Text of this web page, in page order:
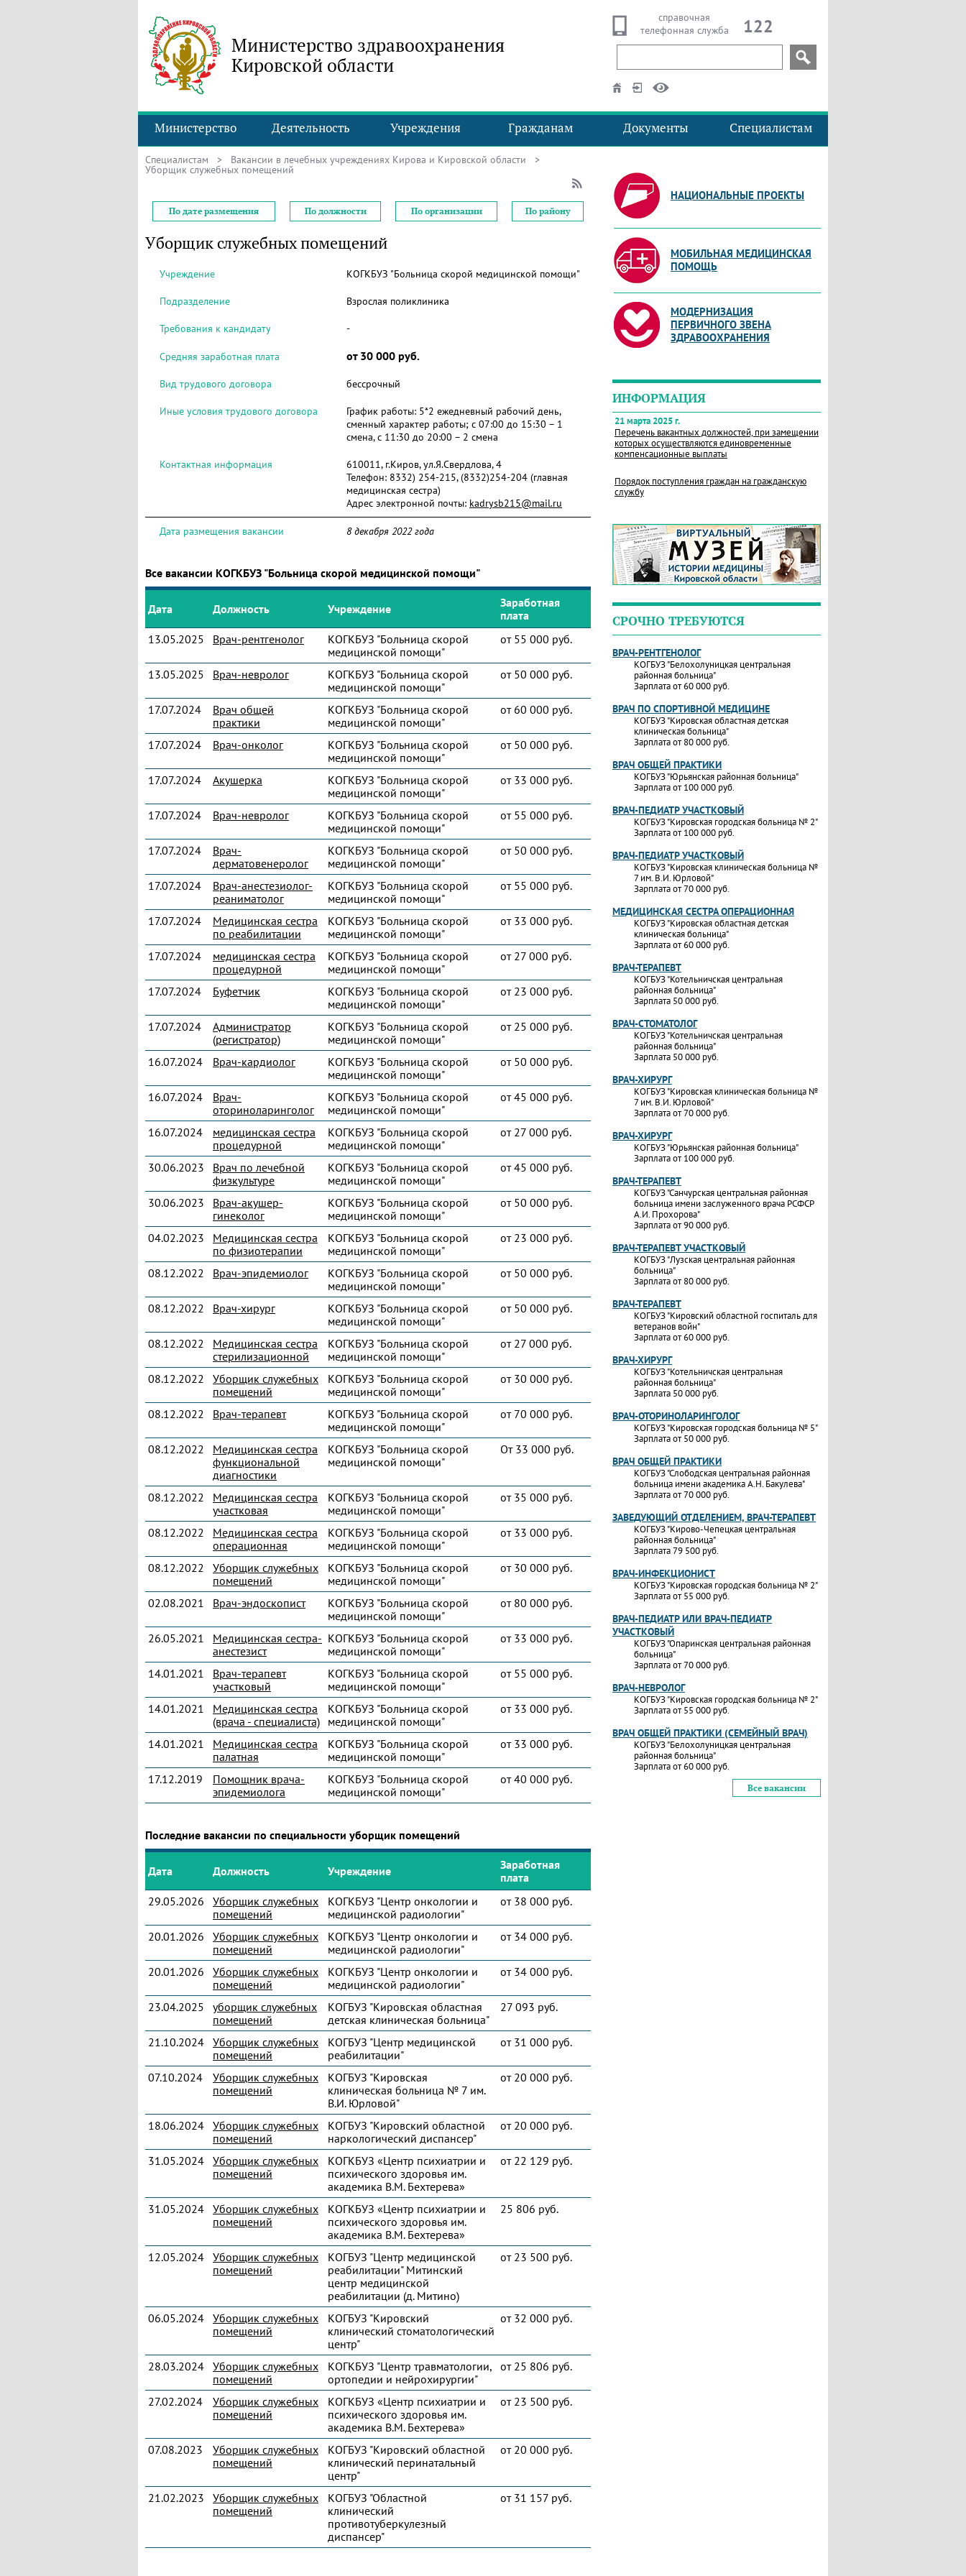
Министерство здравоохранения
Кировской области
справочная
телефонная служба
122
Министерство Деятельность Учреждения Гражданам Документы Специалистам
Специалистам > Вакансии в лечебных учреждениях Кирова и Кировской области >
Уборщик служебных помещений
По дате размещения По должности По организации По району
Уборщик служебных помещений
Учреждение КОГКБУЗ "Больница скорой медицинской помощи"
Подразделение Взрослая поликлиника
Требования к кандидату -
Средняя заработная плата от 30 000 руб.
Вид трудового договора бессрочный
Иные условия трудового договора
График работы: 5*2 ежедневный рабочий день,
сменный характер работы; с 07:00 до 15:30 – 1
смена, с 11:30 до 20:00 – 2 смена
Контактная информация
610011, г.Киров, ул.Я.Свердлова, 4
Телефон: 8332) 254-215, (8332)254-204 (главная
медицинская сестра)
Адрес электронной почты: kadrysb215@mail.ru
Дата размещения вакансии 8 декабря 2022 года
Все вакансии КОГКБУЗ "Больница скорой медицинской помощи"
Дата Должность Учреждение
Заработная
плата
13.05.2025
Врач-рентгенолог
КОГКБУЗ "Больница скорой
медицинской помощи"
от 55 000 руб.
13.05.2025 Врач-невролог
КОГКБУЗ "Больница скорой
медицинской помощи"
от 50 000 руб.
17.07.2024
Врач общей
практики
КОГКБУЗ "Больница скорой
медицинской помощи"
от 60 000 руб.
17.07.2024 Врач-онколог
КОГКБУЗ "Больница скорой
медицинской помощи"
от 50 000 руб.
17.07.2024 Акушерка
КОГКБУЗ "Больница скорой
медицинской помощи"
от 33 000 руб.
17.07.2024 Врач-невролог
КОГКБУЗ "Больница скорой
медицинской помощи"
от 55 000 руб.
17.07.2024
Врач-
дерматовенеролог
КОГКБУЗ "Больница скорой
медицинской помощи"
от 50 000 руб.
17.07.2024
Врач-анестезиолог-
реаниматолог
КОГКБУЗ "Больница скорой
медицинской помощи"
от 55 000 руб.
17.07.2024
Медицинская сестра
по реабилитации
КОГКБУЗ "Больница скорой
медицинской помощи"
от 33 000 руб.
17.07.2024
медицинская сестра
процедурной
КОГКБУЗ "Больница скорой
медицинской помощи"
от 27 000 руб.
17.07.2024 Буфетчик
КОГКБУЗ "Больница скорой
медицинской помощи"
от 23 000 руб.
17.07.2024
Администратор
(регистратор)
КОГКБУЗ "Больница скорой
медицинской помощи"
от 25 000 руб.
16.07.2024 Врач-кардиолог
КОГКБУЗ "Больница скорой
медицинской помощи"
от 50 000 руб.
16.07.2024
Врач-
оториноларинголог
КОГКБУЗ "Больница скорой
медицинской помощи"
от 45 000 руб.
16.07.2024
медицинская сестра
процедурной
КОГКБУЗ "Больница скорой
медицинской помощи"
от 27 000 руб.
30.06.2023
Врач по лечебной
физкультуре
КОГКБУЗ "Больница скорой
медицинской помощи"
от 45 000 руб.
30.06.2023
Врач-акушер-
гинеколог
КОГКБУЗ "Больница скорой
медицинской помощи"
от 50 000 руб.
04.02.2023
Медицинская сестра
по физиотерапии
КОГКБУЗ "Больница скорой
медицинской помощи"
от 23 000 руб.
08.12.2022 Врач-эпидемиолог
КОГКБУЗ "Больница скорой
медицинской помощи"
от 50 000 руб.
08.12.2022 Врач-хирург
КОГКБУЗ "Больница скорой
медицинской помощи"
от 50 000 руб.
08.12.2022
Медицинская сестра
стерилизационной
КОГКБУЗ "Больница скорой
медицинской помощи"
от 27 000 руб.
08.12.2022
Уборщик служебных
помещений
КОГКБУЗ "Больница скорой
медицинской помощи"
от 30 000 руб.
08.12.2022 Врач-терапевт
КОГКБУЗ "Больница скорой
медицинской помощи"
от 70 000 руб.
08.12.2022
Медицинская сестра
функциональной
диагностики
КОГКБУЗ "Больница скорой
медицинской помощи"
От 33 000 руб.
08.12.2022
Медицинская сестра
участковая
КОГКБУЗ "Больница скорой
медицинской помощи"
от 35 000 руб.
08.12.2022
Медицинская сестра
операционная
КОГКБУЗ "Больница скорой
медицинской помощи"
от 33 000 руб.
08.12.2022
Уборщик служебных
помещений
КОГКБУЗ "Больница скорой
медицинской помощи"
от 30 000 руб.
02.08.2021 Врач-эндоскопист
КОГКБУЗ "Больница скорой
медицинской помощи"
от 80 000 руб.
26.05.2021
Медицинская сестра-
анестезист
КОГКБУЗ "Больница скорой
медицинской помощи"
от 33 000 руб.
14.01.2021
Врач-терапевт
участковый
КОГКБУЗ "Больница скорой
медицинской помощи"
от 55 000 руб.
14.01.2021
Медицинская сестра
(врача - специалиста)
КОГКБУЗ "Больница скорой
медицинской помощи"
от 33 000 руб.
14.01.2021
Медицинская сестра
палатная
КОГКБУЗ "Больница скорой
медицинской помощи"
от 33 000 руб.
17.12.2019
Помощник врача-
эпидемиолога
КОГКБУЗ "Больница скорой
медицинской помощи"
от 40 000 руб.
Последние вакансии по специальности уборщик помещений
Дата Должность Учреждение
Заработная
плата
29.05.2026
Уборщик служебных
помещений
КОГКБУЗ "Центр онкологии и
медицинской радиологии"
от 38 000 руб.
20.01.2026
Уборщик служебных
помещений
КОГКБУЗ "Центр онкологии и
медицинской радиологии"
от 34 000 руб.
20.01.2026
Уборщик служебных
помещений
КОГКБУЗ "Центр онкологии и
медицинской радиологии"
от 34 000 руб.
23.04.2025
уборщик служебных
помещений
КОГБУЗ "Кировская областная
детская клиническая больница"
27 093 руб.
21.10.2024 Уборщик служебных
помещений
КОГБУЗ "Центр медицинской
реабилитации"
от 31 000 руб.
07.10.2024
Уборщик служебных
помещений
КОГБУЗ "Кировская
клиническая больница № 7 им.
В.И. Юрловой"
от 20 000 руб.
18.06.2024 Уборщик служебных
помещений
КОГБУЗ "Кировский областной
наркологический диспансер"
от 20 000 руб.
31.05.2024 Уборщик служебных
помещений
КОГКБУЗ «Центр психиатрии и
психического здоровья им.
академика В.М. Бехтерева»
от 22 129 руб.
31.05.2024 Уборщик служебных
помещений
КОГКБУЗ «Центр психиатрии и
психического здоровья им.
академика В.М. Бехтерева»
25 806 руб.
12.05.2024 Уборщик служебных
помещений
КОГБУЗ "Центр медицинской
реабилитации" Митинский
центр медицинской
реабилитации (д. Митино)
от 23 500 руб.
06.05.2024 Уборщик служебных
помещений
КОГБУЗ "Кировский
клинический стоматологический
центр"
от 32 000 руб.
28.03.2024 Уборщик служебных
помещений
КОГКБУЗ "Центр травматологии,
ортопедии и нейрохирургии"
от 25 806 руб.
27.02.2024
Уборщик служебных
помещений
КОГКБУЗ «Центр психиатрии и
психического здоровья им.
академика В.М. Бехтерева»
от 23 500 руб.
07.08.2023
Уборщик служебных
помещений
КОГБУЗ "Кировский областной
клинический перинатальный
центр"
от 20 000 руб.
21.02.2023
Уборщик служебных
помещений
КОГБУЗ "Областной
клинический
противотуберкулезный
диспансер"
от 31 157 руб.
НАЦИОНАЛЬНЫЕ ПРОЕКТЫ
МОБИЛЬНАЯ МЕДИЦИНСКАЯ
ПОМОЩЬ
МОДЕРНИЗАЦИЯ
ПЕРВИЧНОГО ЗВЕНА
ЗДРАВООХРАНЕНИЯ
ИНФОРМАЦИЯ
21 марта 2025 г.
Перечень вакантных должностей, при замещении
которых осуществляются единовременные
компенсационные выплаты
Порядок поступления граждан на гражданскую
службу
СРОЧНО ТРЕБУЮТСЯ
ВРАЧ-РЕНТГЕНОЛОГ
КОГБУЗ "Белохолуницкая центральная
районная больница"
Зарплата от 60 000 руб.
ВРАЧ ПО СПОРТИВНОЙ МЕДИЦИНЕ
КОГБУЗ "Кировская областная детская
клиническая больница"
Зарплата от 80 000 руб.
ВРАЧ ОБЩЕЙ ПРАКТИКИ
КОГБУЗ "Юрьянская районная больница"
Зарплата от 100 000 руб.
ВРАЧ-ПЕДИАТР УЧАСТКОВЫЙ
КОГБУЗ "Кировская городская больница № 2"
Зарплата от 100 000 руб.
ВРАЧ-ПЕДИАТР УЧАСТКОВЫЙ
КОГБУЗ "Кировская клиническая больница №
7 им. В.И. Юрловой"
Зарплата от 70 000 руб.
МЕДИЦИНСКАЯ СЕСТРА ОПЕРАЦИОННАЯ
КОГБУЗ "Кировская областная детская
клиническая больница"
Зарплата от 60 000 руб.
ВРАЧ-ТЕРАПЕВТ
КОГБУЗ "Котельничская центральная
районная больница"
Зарплата 50 000 руб.
ВРАЧ-СТОМАТОЛОГ
КОГБУЗ "Котельничская центральная
районная больница"
Зарплата 50 000 руб.
ВРАЧ-ХИРУРГ
КОГБУЗ "Кировская клиническая больница №
7 им. В.И. Юрловой"
Зарплата от 70 000 руб.
ВРАЧ-ХИРУРГ
КОГБУЗ "Юрьянская районная больница"
Зарплата от 100 000 руб.
ВРАЧ-ТЕРАПЕВТ
КОГБУЗ "Санчурская центральная районная
больница имени заслуженного врача РСФСР
А.И. Прохорова"
Зарплата от 90 000 руб.
ВРАЧ-ТЕРАПЕВТ УЧАСТКОВЫЙ
КОГБУЗ "Лузская центральная районная
больница"
Зарплата от 80 000 руб.
ВРАЧ-ТЕРАПЕВТ
КОГБУЗ "Кировский областной госпиталь для
ветеранов войн"
Зарплата от 60 000 руб.
ВРАЧ-ХИРУРГ
КОГБУЗ "Котельничская центральная
районная больница"
Зарплата 50 000 руб.
ВРАЧ-ОТОРИНОЛАРИНГОЛОГ
КОГБУЗ "Кировская городская больница № 5"
Зарплата от 50 000 руб.
ВРАЧ ОБЩЕЙ ПРАКТИКИ
КОГБУЗ "Слободская центральная районная
больница имени академика А.Н. Бакулева"
Зарплата от 70 000 руб.
ЗАВЕДУЮЩИЙ ОТДЕЛЕНИЕМ, ВРАЧ-ТЕРАПЕВТ
КОГБУЗ "Кирово-Чепецкая центральная
районная больница"
Зарплата 79 500 руб.
ВРАЧ-ИНФЕКЦИОНИСТ
КОГБУЗ "Кировская городская больница № 2"
Зарплата от 55 000 руб.
ВРАЧ-ПЕДИАТР ИЛИ ВРАЧ-ПЕДИАТР
УЧАСТКОВЫЙ
КОГБУЗ "Опаринская центральная районная
больница"
Зарплата от 70 000 руб.
ВРАЧ-НЕВРОЛОГ
КОГБУЗ "Кировская городская больница № 2"
Зарплата от 55 000 руб.
ВРАЧ ОБЩЕЙ ПРАКТИКИ (СЕМЕЙНЫЙ ВРАЧ)
КОГБУЗ "Белохолуницкая центральная
районная больница"
Зарплата от 60 000 руб.
Все вакансии